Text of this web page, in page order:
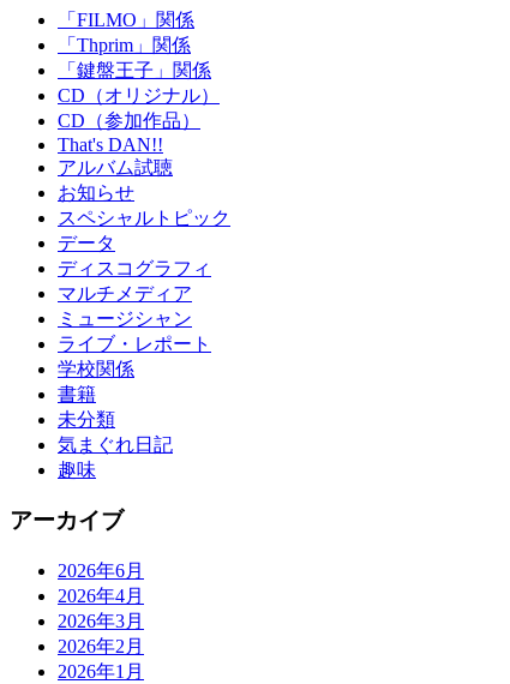
「FILMO」関係
「Thprim」関係
「鍵盤王子」関係
CD（オリジナル）
CD（参加作品）
That's DAN!!
アルバム試聴
お知らせ
スペシャルトピック
データ
ディスコグラフィ
マルチメディア
ミュージシャン
ライブ・レポート
学校関係
書籍
未分類
気まぐれ日記
趣味
アーカイブ
2026年6月
2026年4月
2026年3月
2026年2月
2026年1月